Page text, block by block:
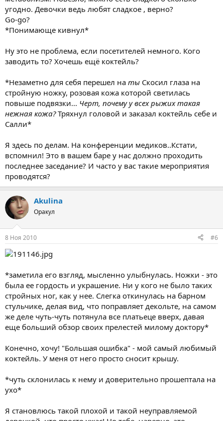
угодно. Девочки ведь любят сладкое , верно?
Go-go?
*Понимающе кивнул*
Ну это не проблема, если посетителей немного. Кого
заводить то? Хочешь ещё коктейль?
*Незаметно для себя перешел на ты Скосил глаза на
стройную ножку, розовая кожа которой светилась
повыше подвязки... Черт, почему у всех рыжих такая
нежная кожа?Тряхнул головой и заказал коктейль себе и
Салли*
Я здесь по делам. На конференции медиков..Кстати,
вспомнил! Это в вашем баре у нас должно проходить
последнее заседание? И часто у вас такие мероприятия
проводятся?
Akulina
Оракул
8 Ноя 2010 #6
*заметила его взгляд, мысленно улыбнулась. Ножки - это
была ее гордость и украшение. Ни у кого не было таких
стройных ног, как у нее. Слегка откинулась на барном
стульчике, делая вид, что поправляет декольте, на самом
же деле чуть-чуть потянула все платьеце вверх, давая
еще больший обзор своих прелестей милому доктору*
Конечно, хочу! "Большая ошибка" - мой самый любимый
коктейль. У меня от него просто сносит крышу.
*чуть склонилась к нему и доверительно прошептала на
ухо*
Я становлюсь такой плохой и такой неуправляемой